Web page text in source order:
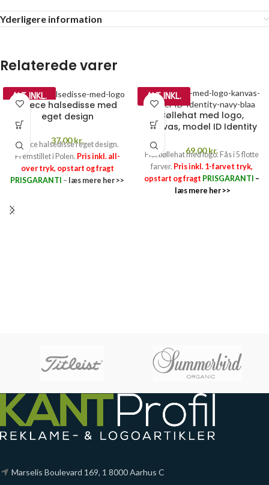
Yderligere information
Relaterede varer
ALT INKL.
Fleece halsedisse med
eget design
37,00kr.
Fleece halsedisse i eget design.
Fremstillet i Polen. Pris inkl. all-
over tryk, opstart og fragt
PRISGARANTI – læs mere her >>
ALT INKL.
Bøllehat med logo,
kanvas, model ID Identity
69,00kr.
Flot bøllehat med logo. Fås i 5 flotte
farver. Pris inkl. 1-farvet tryk,
opstart og fragt PRISGARANTI –
læs mere her >>
Marselis Boulevard 169, 1 8000 Aarhus C